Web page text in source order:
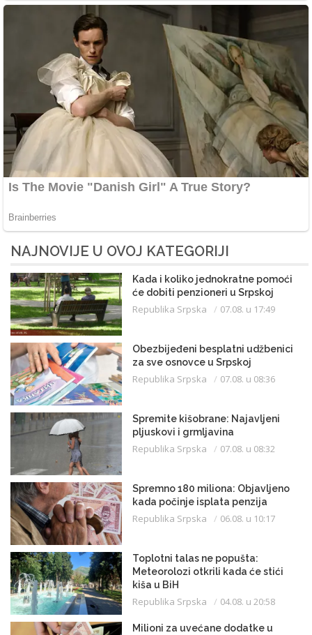
NAJNOVIJE U OVOJ KATEGORIJI
Kada i koliko jednokratne pomoći
će dobiti penzioneri u Srpskoj
Republika Srpska 07.08. u 17:49
Obezbijeđeni besplatni udžbenici
za sve osnovce u Srpskoj
Republika Srpska 07.08. u 08:36
Spremite kišobrane: Najavljeni
pljuskovi i grmljavina
Republika Srpska 07.08. u 08:32
Spremno 180 miliona: Objavljeno
kada počinje isplata penzija
Republika Srpska 06.08. u 10:17
Toplotni talas ne popušta:
Meteorolozi otkrili kada će stići
kiša u BiH
Republika Srpska 04.08. u 20:58
Milioni za uvećane dodatke u